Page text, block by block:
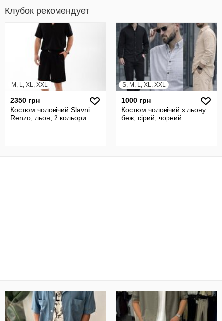
Клубок рекомендует
M, L, XL, XXL
2350 грн
Костюм чоловічий Slavni
Renzo, льон, 2 кольори
S, M, L, XL, XXL
1000 грн
Костюм чоловічий з льону
беж, сірий, чорний